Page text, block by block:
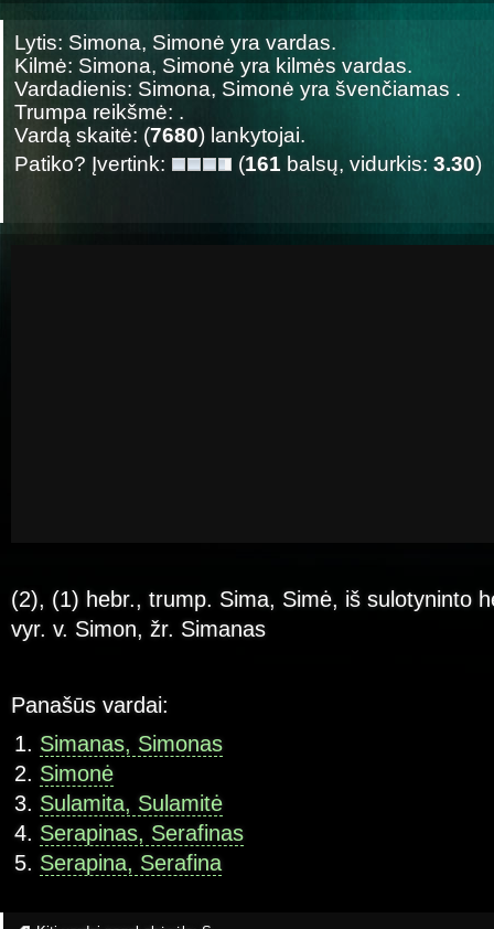
Lytis: Simona, Simonė yra vardas.
Kilmė: Simona, Simonė yra kilmės vardas.
Vardadienis: Simona, Simonė yra švenčiamas .
Trumpa reikšmė: .
Vardą skaitė: (7680) lankytojai.
Patiko? Įvertink:
(161 balsų, vidurkis: 3.30)
(2), (1) hebr., trump. Sima, Simė, iš sulotyninto
vyr. v. Simon, žr. Simanas
Panašūs vardai:
Simanas, Simonas
Simonė
Sulamita, Sulamitė
Serapinas, Serafinas
Serapina, Serafina